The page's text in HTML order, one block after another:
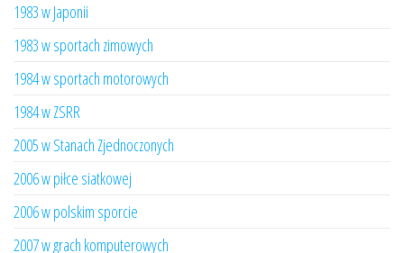
1983 w Japonii
1983 w sportach zimowych
1984 w sportach motorowych
1984 w ZSRR
2005 w Stanach Zjednoczonych
2006 w piłce siatkowej
2006 w polskim sporcie
2007 w grach komputerowych